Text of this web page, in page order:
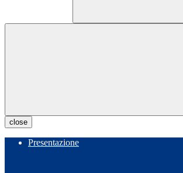
close
Presentazione